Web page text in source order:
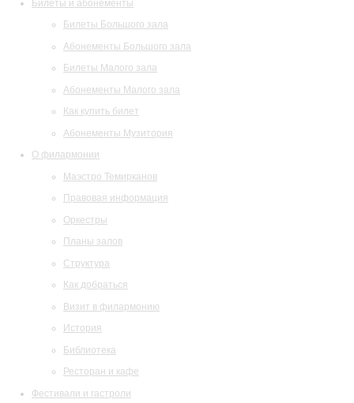
Билеты и абонементы
Билеты Большого зала
Абонементы Большого зала
Билеты Малого зала
Абонементы Малого зала
Как купить билет
Абонементы Музитория
О филармонии
Маэстро Темирканов
Правовая информация
Оркестры
Планы залов
Структура
Как добраться
Визит в филармонию
История
Библиотека
Ресторан и кафе
Фестивали и гастроли